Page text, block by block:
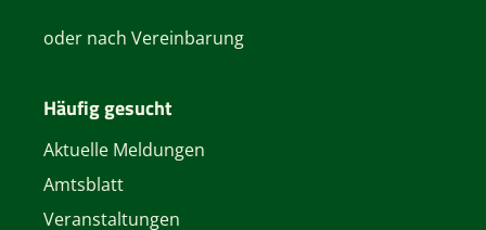
oder nach Vereinbarung
Häufig gesucht
Aktuelle Meldungen
Amtsblatt
Veranstaltungen